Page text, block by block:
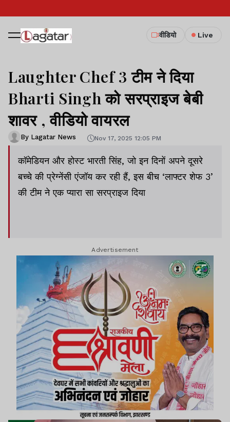
वीडियो Live
Laughter Chef 3 टीम ने दिया
Bharti Singh को सरप्राइज बेबी
शावर , वीडियो वायरल
By Lagatar News Nov 17, 2025 12:05 PM
कॉमेडियन और होस्ट भारती सिंह, जो इन दिनों अपने दूसरे
बच्चे की प्रेग्नेंसी एंजॉय कर रही हैं, इस बीच ‘लाफ्टर शेफ 3’
की टीम ने एक प्यारा सा सरप्राइज दिया
Advertisement